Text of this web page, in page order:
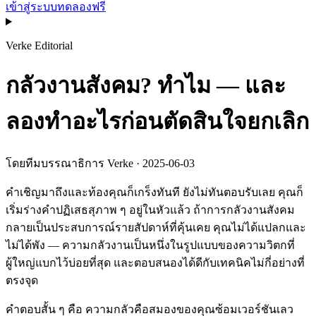
เข้าสู่ระบบทดลองฟรี
Verke Editorial
กลัวงานสังคม? ทำไม — และ
ลองทำอะไรก่อนตัดสินใจยกเลิก
โดยทีมบรรณาธิการ Verke · 2025-06-03
คำเชิญมาถึงและท้องคุณก็เกร็งทันที ยังไม่ทันตอบรับเลย คุณก็
เริ่มร่างคำปฏิเสธสุภาพ ๆ อยู่ในหัวแล้ว ถ้าการกลัวงานสังคม
กลายเป็นประสบการณ์รายสัปดาห์ที่คุ้นเคย คุณไม่ได้แปลกและ
ไม่ได้พัง — ความกลัวงานเป็นหนึ่งในรูปแบบของความวิตกที่
ผู้ใหญ่แบกไว้บ่อยที่สุด และตอบสนองได้ดีกับเทคนิคไม่กี่อย่างที่
ตรงจุด
คำตอบสั้น ๆ คือ ความกลัวคือสมองของคุณซ้อมเวอร์ชันเลว